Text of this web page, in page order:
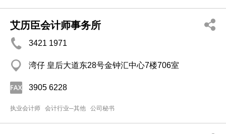
艾历臣会计师事务所
3421 1971
湾仔 皇后大道东28号金钟汇中心7楼706室
3905 6228
执业会计师 会计行业─其他 公司秘书